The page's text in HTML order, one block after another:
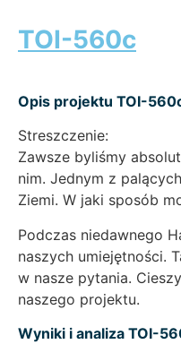
TOI-560c
Opis projektu TOI-
Streszczenie:
Zawsze byliśmy
nim. Jednym z
Ziemi. W jaki sposób
Podczas niedawnego
naszych umiejętności.
w nasze pytania.
naszego projektu.
Wyniki i analiza TOI-